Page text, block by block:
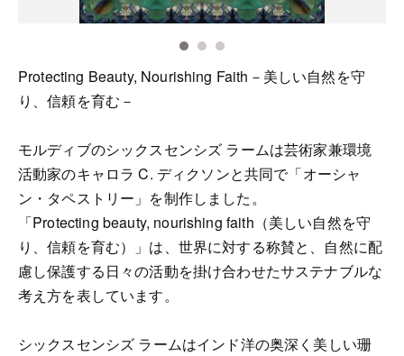
Protecting Beauty, Nourishing Faith－美しい自然を守
り、信頼を育む－
モルディブのシックスセンシズ ラームは芸術家兼環境
活動家のキャロラ C. ディクソンと共同で「オーシャ
ン・タペストリー」を制作しました。
「Protecting beauty, nourishing faith（美しい自然を守
り、信頼を育む）」は、世界に対する称賛と、自然に配
慮し保護する日々の活動を掛け合わせたサステナブルな
考え方を表しています。
シックスセンシズ ラームはインド洋の奥深く美しい珊